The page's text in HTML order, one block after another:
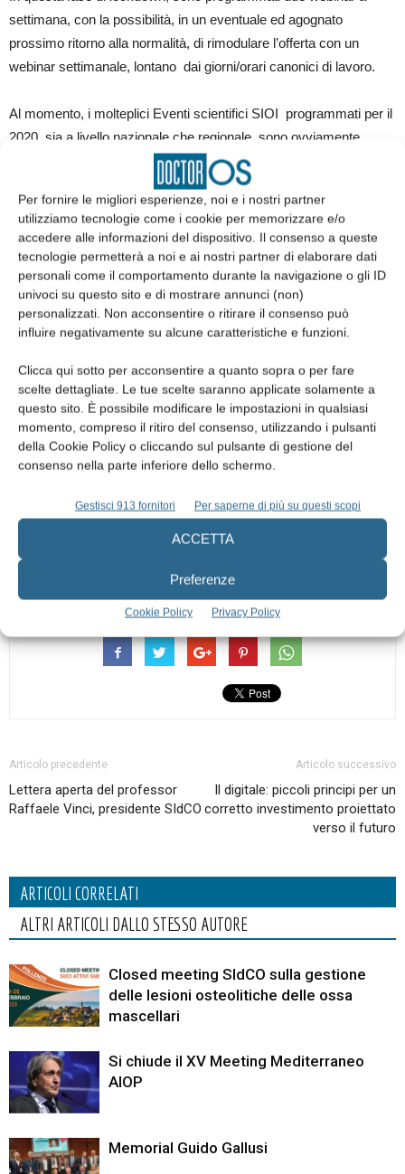
Per fornire le migliori esperienze, noi e i nostri partner
utilizziamo tecnologie come i cookie per memorizzare e/o
accedere alle informazioni del dispositivo. Il consenso a queste
tecnologie permetterà a noi e ai nostri partner di elaborare dati
personali come il comportamento durante la navigazione o gli ID
univoci su questo sito e di mostrare annunci (non)
personalizzati. Non acconsentire o ritirare il consenso può
influire negativamente su alcune caratteristiche e funzioni.
Clicca qui sotto per acconsentire a quanto sopra o per fare
scelte dettagliate. Le tue scelte saranno applicate solamente a
questo sito. È possibile modificare le impostazioni in qualsiasi
momento, compreso il ritiro del consenso, utilizzando i pulsanti
della Cookie Policy o cliccando sul pulsante di gestione del
consenso nella parte inferiore dello schermo.
Gestisci 913 fornitori Per saperne di più su questi scopi
ACCETTA
Preferenze
Cookie Policy Privacy Policy
settimana, con la possibilità, in un eventuale ed agognato
prossimo ritorno alla normalità, di rimodulare l’offerta con un
webinar settimanale, lontano dai giorni/orari canonici di lavoro.
Al momento, i molteplici Eventi scientifici SIOI programmati per il
2020, sia a livello nazionale che regionale, sono ovviamente
sospesi, con l’intenzione di una rapida riproposta non appena tali
attività verranno consentite dalle Autorità competenti; non
escludiamo di organizzare alcuni di essi in una formula rivisitata
on-line.
Tutte le iniziative in essere saranno costantemente pubblicizzate
sul web site e sulle pagine social della SIOI (Facebook ed
Instagram) che Vi invito a consultare costantemente.
A presto rivederci con il primo Webinar programmato per sabato
18 aprile p.v. alle ore 17:30 sulla piattaforma ZOOM.
Un abbraccio…virtuale a tutti.
UNITISIVINCE
Gianmaria Fabrizio Ferrazzano
Odontoiatria pediatrica SIOI
Articolo precedente
Lettera aperta del professor
Raffaele Vinci, presidente SIdCO
Articolo successivo
Il digitale: piccoli principi per un
corretto investimento proiettato
verso il futuro
ARTICOLI CORRELATI
ALTRI ARTICOLI DALLO STESSO AUTORE
Closed meeting SIdCO sulla gestione
delle lesioni osteolitiche delle ossa
mascellari
Si chiude il XV Meeting Mediterraneo
AIOP
Memorial Guido Gallusi